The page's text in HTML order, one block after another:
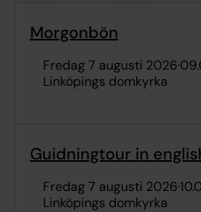
Morgonbön
fredag 7 augusti 2026·
Linköpings domkyrka
Guidningtour in
fredag 7 augusti 2026·
Linköpings domkyrka